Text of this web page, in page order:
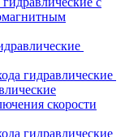
гидравлические
скорости
гидравлические